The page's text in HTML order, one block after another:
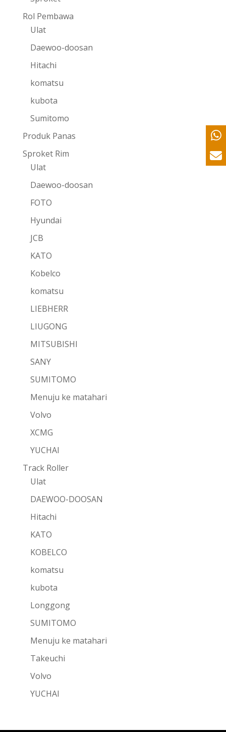
Rol Pembawa
Ulat
Daewoo-doosan
Hitachi
komatsu
kubota
Sumitomo
Produk Panas
Sproket Rim
Ulat
Daewoo-doosan
FOTO
Hyundai
JCB
KATO
Kobelco
komatsu
LIEBHERR
LIUGONG
MITSUBISHI
SANY
SUMITOMO
Menuju ke matahari
Volvo
XCMG
YUCHAI
Track Roller
Ulat
DAEWOO-DOOSAN
Hitachi
KATO
KOBELCO
komatsu
kubota
Longgong
SUMITOMO
Menuju ke matahari
Takeuchi
Volvo
YUCHAI